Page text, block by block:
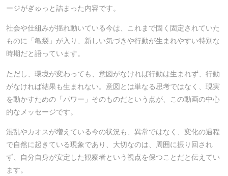
ージがぎゅっと詰まった内容です。
社会や仕組みが揺れ動いている今は、これまで固く固定されていた
ものに「亀裂」が入り、新しい気づきや行動が生まれやすい特別な
時期だと語っています。
ただし、環境が変わっても、意図がなければ行動は生まれず、行動
がなければ結果も生まれない。意図とは単なる思考ではなく、現実
を動かすための「パワー」そのものだという点が、この動画の中心
的なメッセージです。
混乱やカオスが増えている今の状況も、異常ではなく、変化の過程
で自然に起きている現象であり、大切なのは、周囲に振り回され
ず、自分自身が安定した観察者という視点を保つことだと伝えてい
ます。